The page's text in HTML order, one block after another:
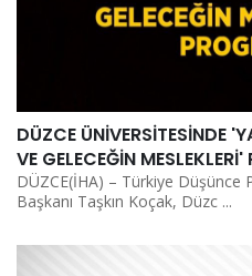
DÜZCE ÜNİVERSİTESİNDE
VE GELECEĞİN
DÜZCE(İHA) – Türkiye
Başkanı Taşkın Koçak, Düzc ...